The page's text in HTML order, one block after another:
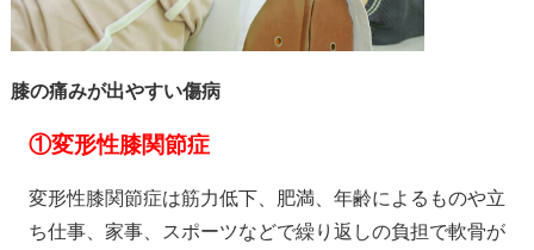
膝の痛みが出やすい傷病
①変形性膝関節症
変形性膝関節症は筋力低下、肥満、年齢によるものや立
ち仕事、家事、スポーツなどで繰り返しの負担で軟骨が